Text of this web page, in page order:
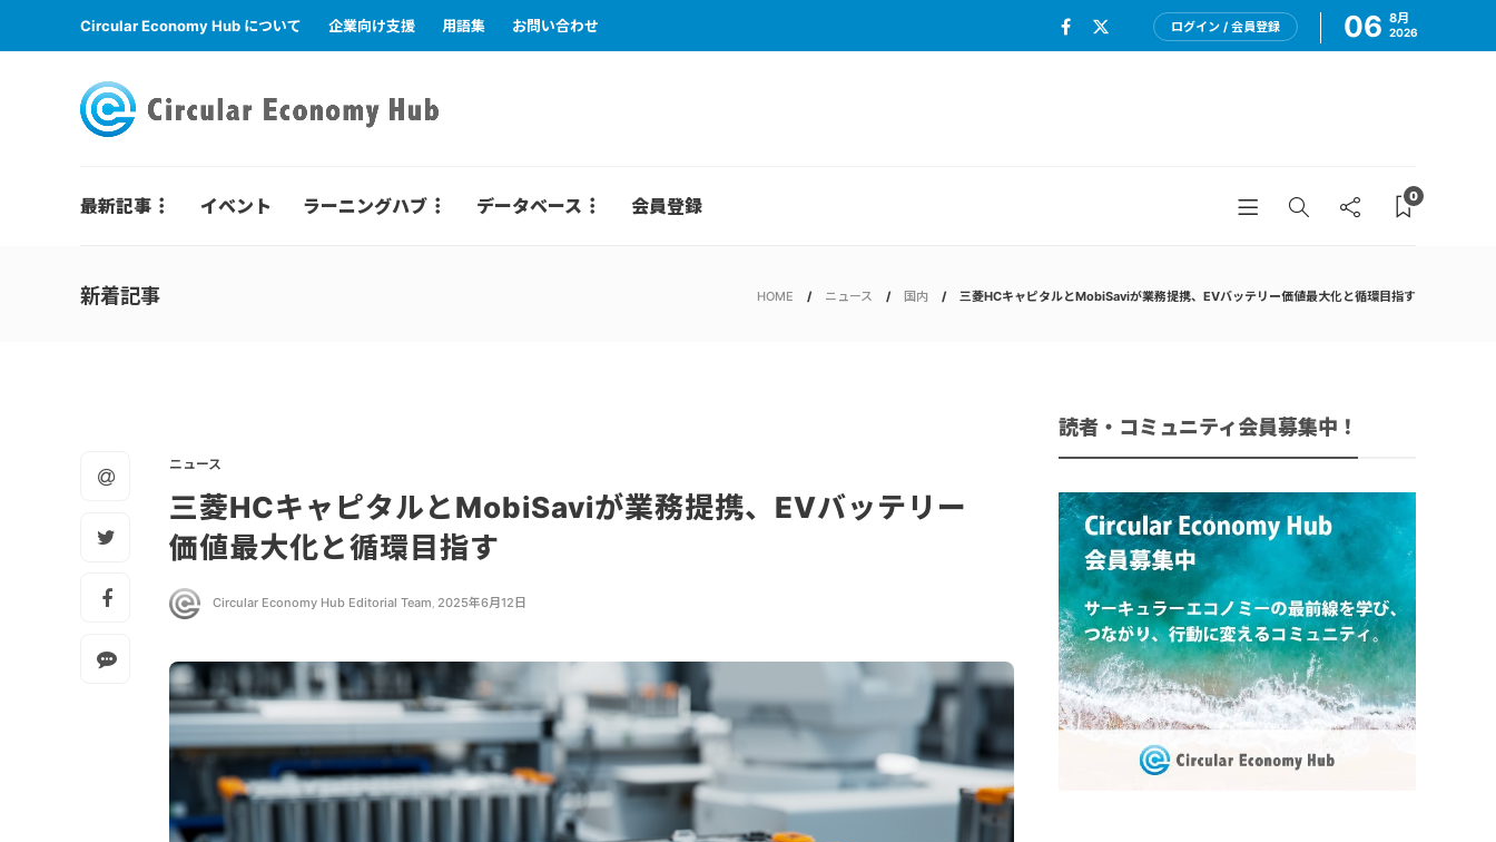
Circular Economy Hub について 企業向け支援 用語集 お問い合わせ ログイン / 会員登録 06 8月
2026
最新記事 イベント ラーニングハブ データベース 会員登録 0
新着記事 HOME ニュース 国内 三菱HCキャピタルとMobiSaviが業務提携、EVバッテリー価値最大化と循環目指す
ニュース
三菱HCキャピタルとMobiSaviが業務提携、EVバッテリー
価値最大化と循環目指す
Circular Economy Hub Editorial Team, 2025年6月12日
読者・コミュニティ会員募集中！